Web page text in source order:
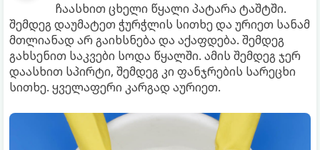
ჩაასხით ცხელი წყალი პატარა ტაშტში.
შემდეგ დაუმატეთ ჭურჭლის სითხე და ურიეთ სანამ
მთლიანად არ გაიხსნება და აქაფდება. შემდეგ
გახსენით საკვები სოდა წყალში. ამის შემდეგ ჯერ
დაასხით სპირტი, შემდეგ კი ფანჯრების სარეცხი
სითხე. ყველაფერი კარგად აურიეთ.